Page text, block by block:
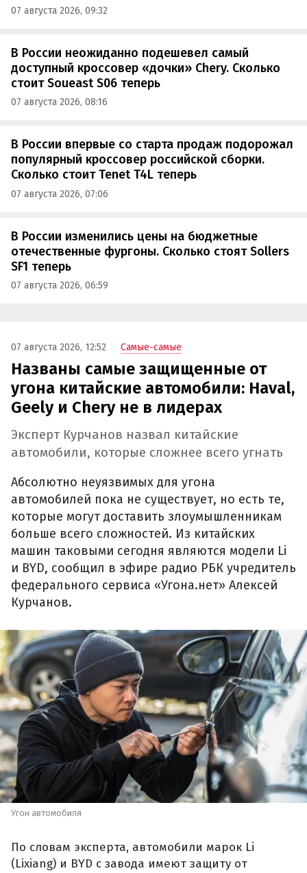
07 августа 2026, 09:32
В России неожиданно подешевел самый
доступный кроссовер «дочки» Chery. Сколько
стоит Soueast S06 теперь
07 августа 2026, 08:16
В России впервые со старта продаж подорожал
популярный кроссовер российской сборки.
Сколько стоит Tenet T4L теперь
07 августа 2026, 07:06
В России изменились цены на бюджетные
отечественные фургоны. Сколько стоят Sollers
SF1 теперь
07 августа 2026, 06:59
07 августа 2026, 12:52 Самые-самые
Названы самые защищенные от
угона китайские автомобили: Haval,
Geely и Chery не в лидерах
Эксперт Курчанов назвал китайские
автомобили, которые сложнее всего угнать
Абсолютно неуязвимых для угона
автомобилей пока не существует, но есть те,
которые могут доставить злоумышленникам
больше всего сложностей. Из китайских
машин таковыми сегодня являются модели Li
и BYD, сообщил в эфире радио РБК учредитель
федерального сервиса «Угона.нет» Алексей
Курчанов.
Угон автомобиля
По словам эксперта, автомобили марок Li
(Lixiang) и BYD с завода имеют защиту от